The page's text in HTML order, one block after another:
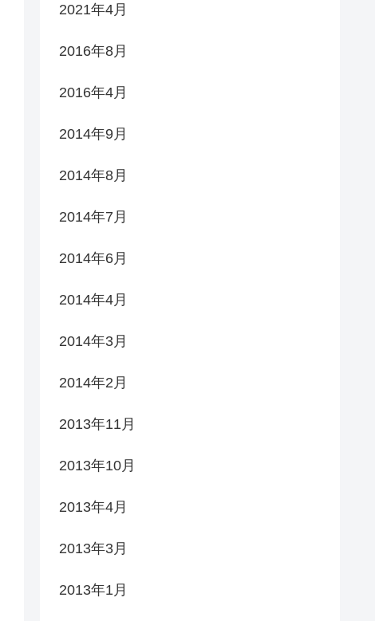
2021年4月
2016年8月
2016年4月
2014年9月
2014年8月
2014年7月
2014年6月
2014年4月
2014年3月
2014年2月
2013年11月
2013年10月
2013年4月
2013年3月
2013年1月